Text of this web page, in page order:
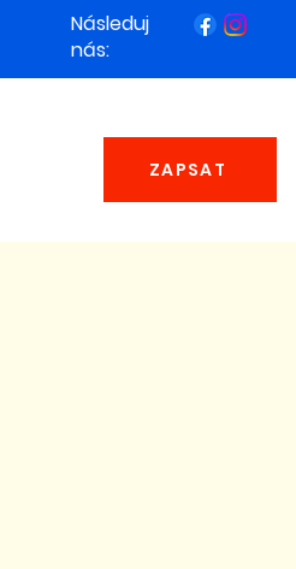
ZAPSAT
Následuj
nás: